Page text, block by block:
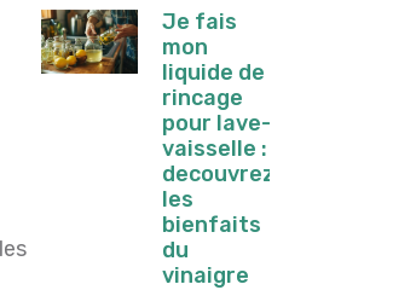
Je fais
mon
liquide de
rincage
pour lave-
vaisselle :
decouvrez
les
bienfaits
du
vinaigre